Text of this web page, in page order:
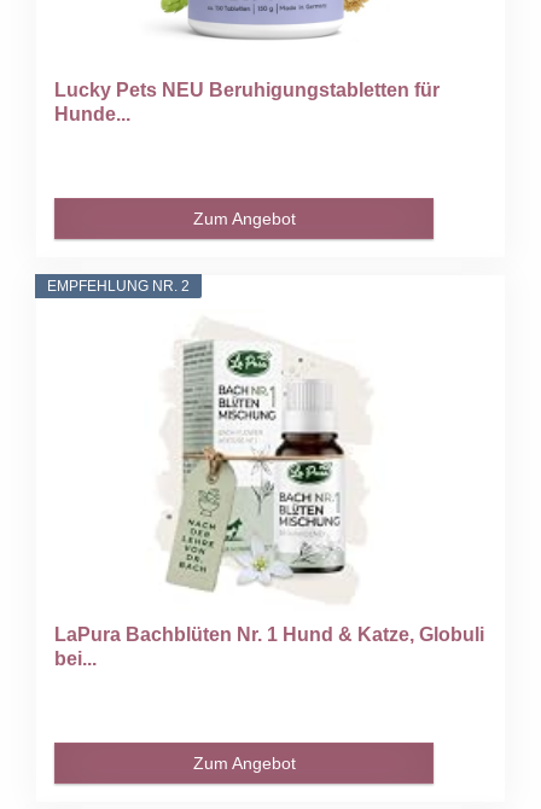
Lucky Pets NEU Beruhigungstabletten für
Hunde...
Zum Angebot
EMPFEHLUNG NR. 2
LaPura Bachblüten Nr. 1 Hund & Katze, Globuli
bei...
Zum Angebot